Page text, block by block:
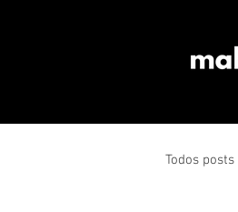
Todos posts